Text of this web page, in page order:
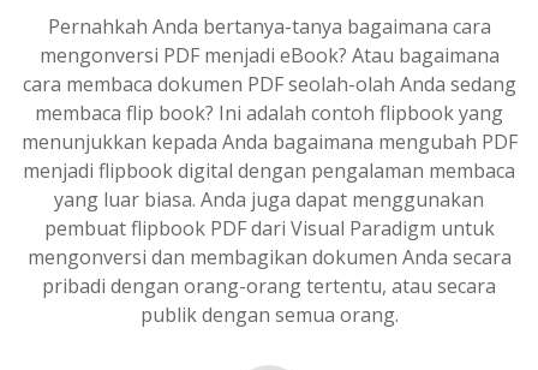
Pernahkah Anda bertanya-tanya bagaimana cara
mengonversi PDF menjadi eBook? Atau bagaimana
cara membaca dokumen PDF seolah-olah Anda sedang
membaca flip book? Ini adalah contoh flipbook yang
menunjukkan kepada Anda bagaimana mengubah PDF
menjadi flipbook digital dengan pengalaman membaca
yang luar biasa. Anda juga dapat menggunakan
pembuat flipbook PDF dari Visual Paradigm untuk
mengonversi dan membagikan dokumen Anda secara
pribadi dengan orang-orang tertentu, atau secara
publik dengan semua orang.